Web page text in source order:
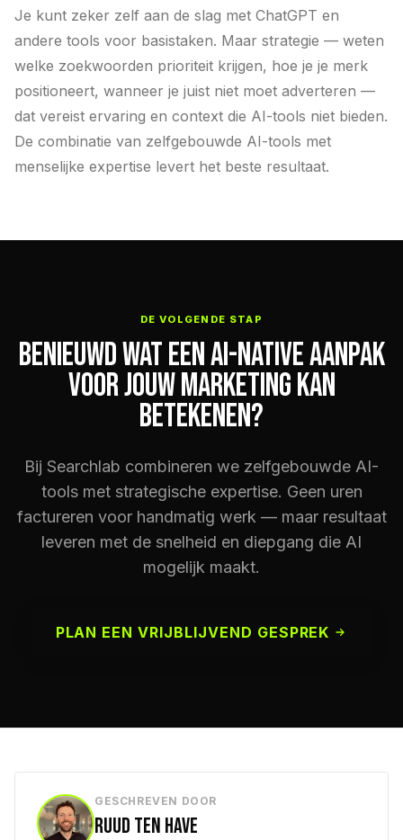
Je kunt zeker zelf aan de slag met ChatGPT en
andere tools voor basistaken. Maar strategie — weten
welke zoekwoorden prioriteit krijgen, hoe je je merk
positioneert, wanneer je juist niet moet adverteren —
dat vereist ervaring en context die AI-tools niet bieden.
De combinatie van zelfgebouwde AI-tools met
menselijke expertise levert het beste resultaat.
DE VOLGENDE STAP
BENIEUWD WAT EEN AI-NATIVE AANPAK
VOOR JOUW MARKETING KAN
BETEKENEN?
Bij Searchlab combineren we zelfgebouwde AI-
tools met strategische expertise. Geen uren
factureren voor handmatig werk — maar resultaat
leveren met de snelheid en diepgang die AI
mogelijk maakt.
PLAN EEN VRIJBLIJVEND GESPREK
GESCHREVEN DOOR
Ruud ten Have